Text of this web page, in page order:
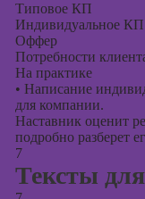
Типовое КП
Индивидуальное КП
Оффер
Потребности
На практике
• Написание
для компании.
Наставник оценит
подробно разберет
7
Тексты